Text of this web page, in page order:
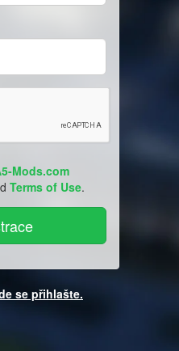
Mods.com
Terms of Use.
se přihlašte.